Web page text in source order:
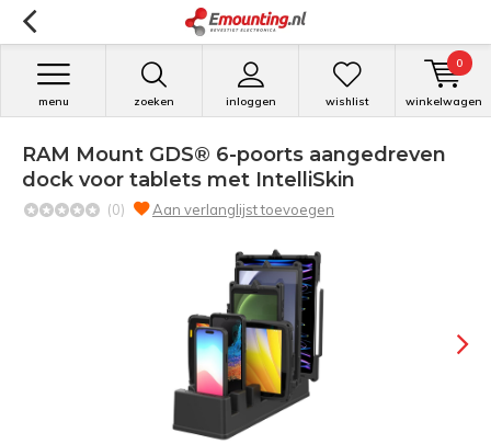
zoeken inloggen
menu wishlist winkelwagen
0
RAM Mount GDS® 6-poorts aangedreven
dock voor tablets met IntelliSkin
(0) Aan verlanglijst toevoegen